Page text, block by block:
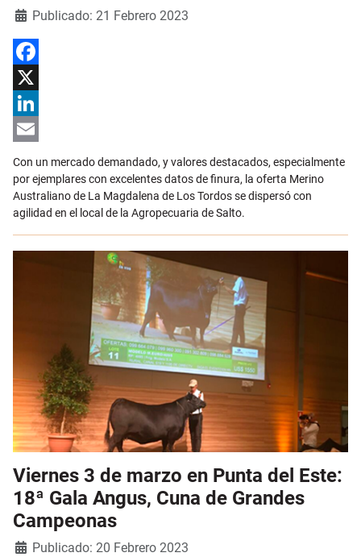
DetallesPublicado: 21 Febrero 2023
Facebook
X
LinkedIn
Email
Con un mercado demandado, y valores destacados, especialmente
por ejemplares con excelentes datos de finura, la oferta Merino
Australiano de La Magdalena de Los Tordos se dispersó con
agilidad en el local de la Agropecuaria de Salto.
Viernes 3 de marzo en Punta del Este:
18ª Gala Angus, Cuna de Grandes
Campeonas
DetallesPublicado: 20 Febrero 2023